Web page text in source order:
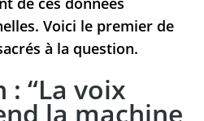
Voici le premier de
à la question.
: “La voix
la machine